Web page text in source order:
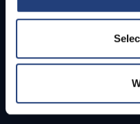
Studenten
PhD-studenten
Leerkrachten en